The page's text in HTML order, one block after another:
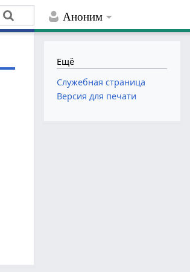
Аноним
Ещё
Служебная страница
Версия для печати